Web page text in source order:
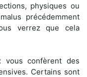
physiques ou
précédemment
verrez que cela
vous confèrent des
Certains sont